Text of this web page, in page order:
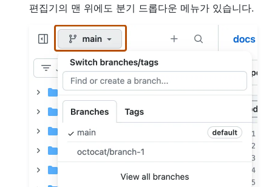
편집기의 맨 위에도 분기 드롭다운 메뉴가 있습니다.